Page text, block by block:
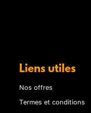
Liens utiles
Nos offres
Termes et conditions